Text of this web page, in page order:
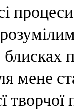
мене
творчої